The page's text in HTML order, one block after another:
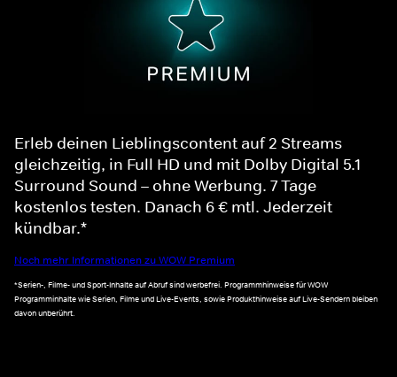
Erleb deinen Lieblingscontent auf 2 Streams
gleichzeitig, in Full HD und mit Dolby Digital 5.1
Surround Sound – ohne Werbung. 7 Tage
kostenlos testen. Danach 6 € mtl. Jederzeit
kündbar.*
Noch mehr Informationen zu WOW Premium
*Serien-, Filme- und Sport-Inhalte auf Abruf sind werbefrei. Programmhinweise für WOW
Programminhalte wie Serien, Filme und Live-Events, sowie Produkthinweise auf Live-Sendern bleiben
davon unberührt.